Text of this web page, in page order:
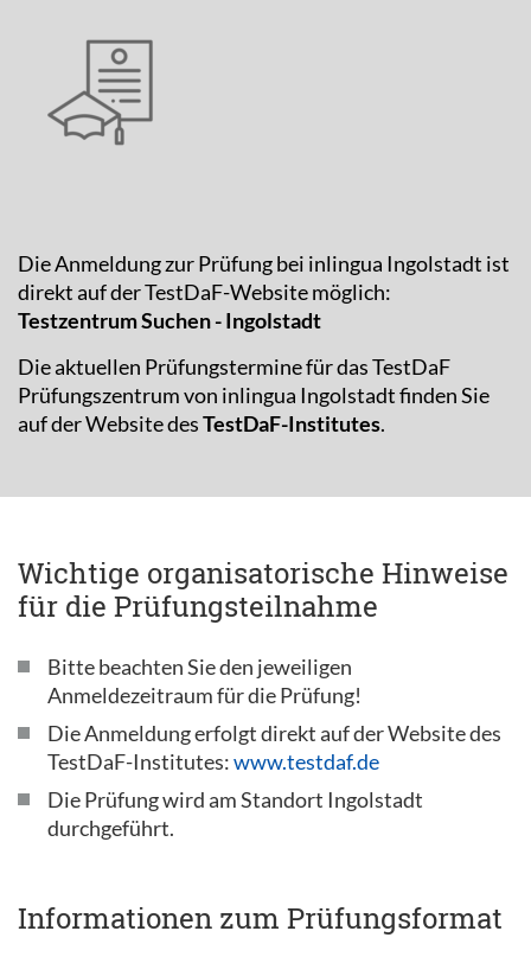
Die Anmeldung zur Prüfung bei inlingua Ingolstadt ist
direkt auf der TestDaF-Website möglich:
Testzentrum Suchen - Ingolstadt
Die aktuellen Prüfungstermine für das TestDaF
Prüfungszentrum von inlingua Ingolstadt finden Sie
auf der Website desTestDaF-Institutes.
Wichtige organisatorische Hinweise
für die Prüfungsteilnahme
Bitte beachten Sie den jeweiligen
Anmeldezeitraum für die Prüfung!
Die Anmeldung erfolgt direkt auf der Website des
TestDaF-Institutes:www.testdaf.de
Die Prüfung wird am Standort Ingolstadt
durchgeführt.
Informationen zum Prüfungsformat